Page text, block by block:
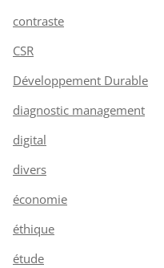
contraste
CSR
Développement Durable
diagnostic management
digital
divers
économie
éthique
étude